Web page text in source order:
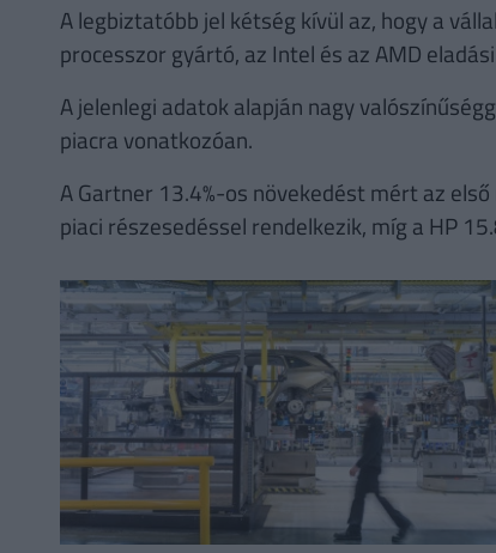
A legbiztatóbb jel kétség kívül az, hogy a
processzor gyártó, az Intel és az AMD
A jelenlegi adatok alapján nagy
piacra vonatkozóan.
A Gartner 13.4%-os növekedést mért az
piaci részesedéssel rendelkezik, míg a HP